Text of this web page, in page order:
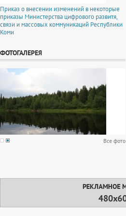
Приказ о внесении изменений в некоторые
приказы Министерства цифрового развитя,
связи и массовых коммуникаций Республики
Коми
ФОТОГАЛЕРЕЯ
Все фото